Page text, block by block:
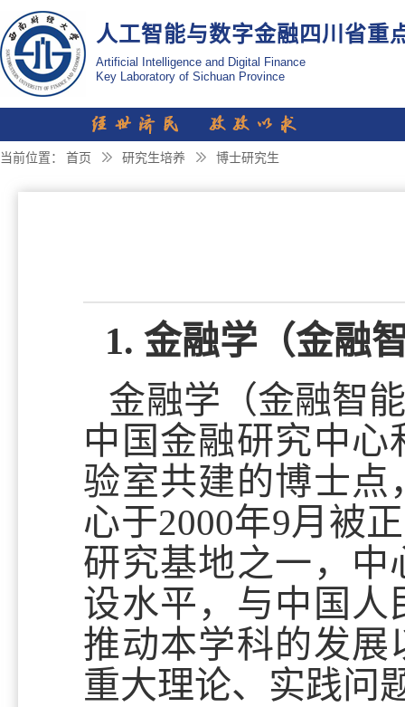
人工智能与数字金融四川省重
Artificial Intelligence and Digital Finance
Key Laboratory of Sichuan Province
You are here
当前位置： 首页 研究生培养 博士研究生
1. 金融学（金融
金融学（金融智
中国金融研究中
验室共建的博士点
心于2000年9月被
研究基地之一，中
设水平，与中国人
推动本学科的发展
重大理论、实践问